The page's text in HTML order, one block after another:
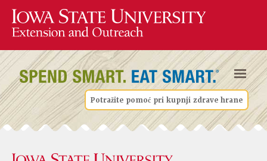
Potražite pomoć pri kupnji zdrave hrane